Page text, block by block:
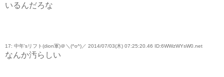
いるんだろな
17: 中年'sリフト(dion軍)＠＼(^o^)／ 2014/07/03(木) 07:25:20.46 ID:6WWzWYsW0.net
なんか汚らしい